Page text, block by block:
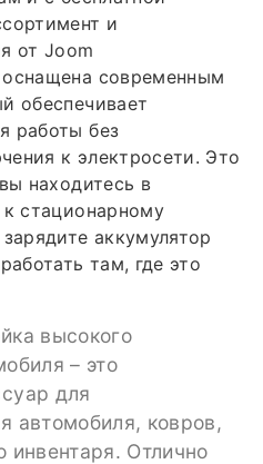
и
от Joom
современным
обеспечивает
работы без
к электросети. Это
находитесь в
стационарному
аккумулятор
там, где это
высокого
– это
для
автомобиля, ковров,
инвентаря. Отлично